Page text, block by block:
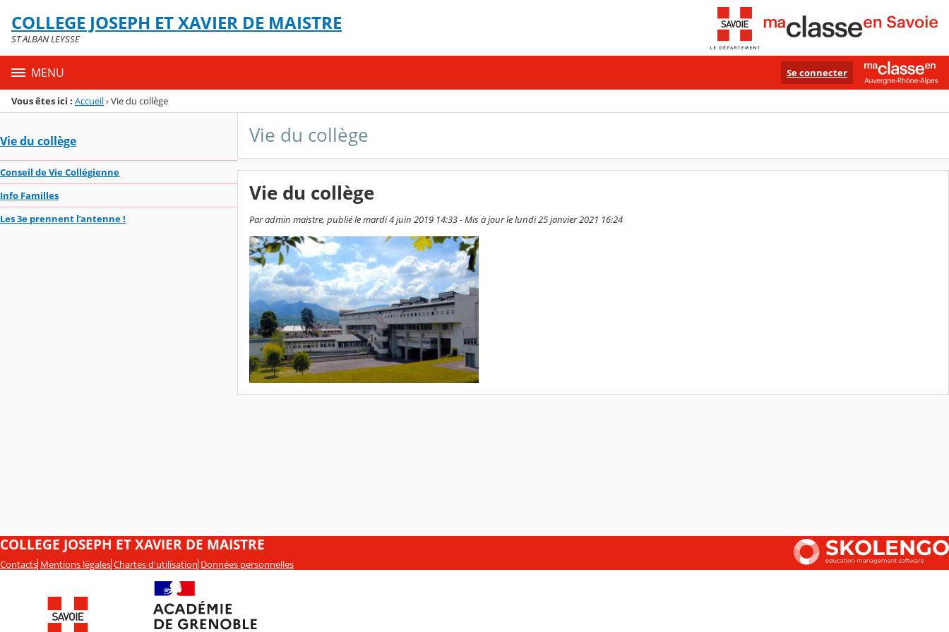
Menu de la rubrique
Contenu
COLLEGE JOSEPH ET XAVIER DE MAISTRE
ST ALBAN LEYSSE
MENU Se connecter
Vous êtes ici : Accueil›Vie du collège
Vie du collège
Conseil de Vie Collégienne
Info Familles
Les 3e prennent l’antenne !
Vie du collège
Vie du collège
Par admin maistre, publié le mardi 4 juin 2019 14:33 - Mis à jour le lundi 25 janvier 2021 16:24
COLLEGE JOSEPH ET XAVIER DE MAISTRE
Contacts Mentions légales Chartes d'utilisation Données personnelles